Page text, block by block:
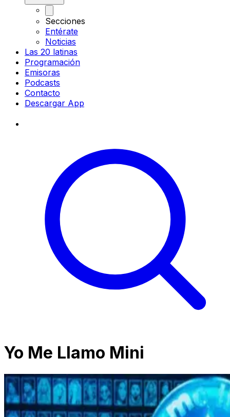
Secciones
Entérate
Noticias
Las 20 latinas
Programación
Emisoras
Podcasts
Contacto
Descargar App
Yo Me Llamo Mini